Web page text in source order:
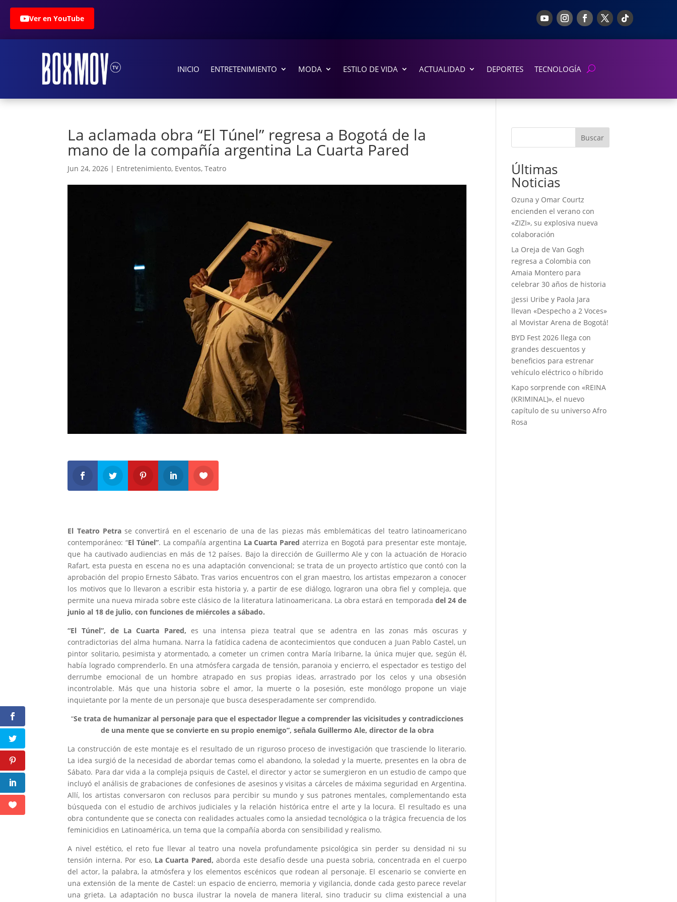
Ver en YouTube
INICIO ENTRETENIMIENTO MODA ESTILO DE VIDA ACTUALIDAD DEPORTES TECNOLOGÍA
La aclamada obra “El Túnel” regresa a Bogotá de la
mano de la compañía argentina La Cuarta Pared
Jun 24, 2026 | Entretenimiento, Eventos,Teatro
El Teatro Petrase convertirá en el escenario de una de las piezas más emblemáticas del teatro latinoamericano
contemporáneo: “El Túnel”. La compañía argentina La Cuarta Pared aterriza en Bogotá para presentar este montaje,
que ha cautivado audiencias en más de 12 países. Bajo la dirección de Guillermo Ale y con la actuación de Horacio
Rafart, esta puesta en escena no es una adaptación convencional; se trata de un proyecto artístico que contó con la
aprobación del propio Ernesto Sábato. Tras varios encuentros con el gran maestro, los artistas empezaron a conocer
los motivos que lo llevaron a escribir esta historia y, a partir de ese diálogo, lograron una obra fiel y compleja, que
permite una nueva mirada sobre este clásico de la literatura latinoamericana. La obra estará en temporada del 24 de
junio al 18 de julio, con funciones de miércoles a sábado.
“El Túnel”, de La Cuarta Pared, es una intensa pieza teatral que se adentra en las zonas más oscuras y
contradictorias del alma humana. Narra la fatídica cadena de acontecimientos que conducen a Juan Pablo Castel, un
pintor solitario, pesimista y atormentado, a cometer un crimen contra María Iribarne, la única mujer que, según él,
había logrado comprenderlo. En una atmósfera cargada de tensión, paranoia y encierro, el espectador es testigo del
derrumbe emocional de un hombre atrapado en sus propias ideas, arrastrado por los celos y una obsesión
incontrolable. Más que una historia sobre el amor, la muerte o la posesión, este monólogo propone un viaje
inquietante por la mente de un personaje que busca desesperadamente ser comprendido.
“Se trata de humanizar al personaje para que el espectador llegue a comprender las vicisitudes y contradicciones
de una mente que se convierte en su propio enemigo”, señala Guillermo Ale, director de la obra
La construcción de este montaje es el resultado de un riguroso proceso de investigación que trasciende lo literario.
La idea surgió de la necesidad de abordar temas como el abandono, la soledad y la muerte, presentes en la obra de
Sábato. Para dar vida a la compleja psiquis de Castel, el director y actor se sumergieron en un estudio de campo que
incluyó el análisis de grabaciones de confesiones de asesinos y visitas a cárceles de máxima seguridad en Argentina.
Allí, los artistas conversaron con reclusos para percibir su mundo y sus patrones mentales, complementando esta
búsqueda con el estudio de archivos judiciales y la relación histórica entre el arte y la locura. El resultado es una
obra contundente que se conecta con realidades actuales como la ansiedad tecnológica o la trágica frecuencia de los
feminicidios en Latinoamérica, un tema que la compañía aborda con sensibilidad y realismo.
A nivel estético, el reto fue llevar al teatro una novela profundamente psicológica sin perder su densidad ni su
tensión interna. Por eso, La Cuarta Pared, aborda este desafío desde una puesta sobria, concentrada en el cuerpo
del actor, la palabra, la atmósfera y los elementos escénicos que rodean al personaje. El escenario se convierte en
una extensión de la mente de Castel: un espacio de encierro, memoria y vigilancia, donde cada gesto parece revelar
una grieta. La adaptación no busca ilustrar la novela de manera literal, sino traducir su clima existencial a una
Buscar
Últimas
Noticias
Ozuna y Omar Courtz
encienden el verano con
«ZIZI», su explosiva nueva
colaboración
La Oreja de Van Gogh
regresa a Colombia con
Amaia Montero para
celebrar 30 años de historia
¡Jessi Uribe y Paola Jara
llevan «Despecho a 2 Voces»
al Movistar Arena de Bogotá!
BYD Fest 2026 llega con
grandes descuentos y
beneficios para estrenar
vehículo eléctrico o híbrido
Kapo sorprende con «REINA
(KRIMINAL)», el nuevo
capítulo de su universo Afro
Rosa